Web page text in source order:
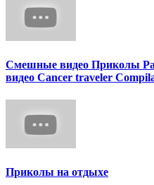
Смешные видео Приколы
видео Cancer traveler
Приколы на отдыхе